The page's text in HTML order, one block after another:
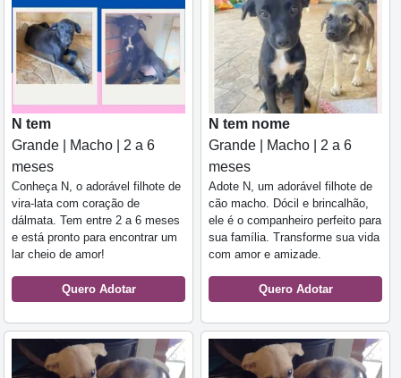
N tem
Grande | Macho | 2 a 6
meses
Conheça N, o adorável filhote de
vira-lata com coração de
dálmata. Tem entre 2 a 6 meses
e está pronto para encontrar um
lar cheio de amor!
Quero Adotar
N tem nome
Grande | Macho | 2 a 6
meses
Adote N, um adorável filhote de
cão macho. Dócil e brincalhão,
ele é o companheiro perfeito para
sua família. Transforme sua vida
com amor e amizade.
Quero Adotar